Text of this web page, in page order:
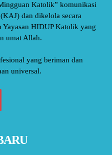
Katolik” komunikasi
dan dikelola secara
Yayasan HIDUP Katolik yang
umat Allah.
yang beriman dan
universal.